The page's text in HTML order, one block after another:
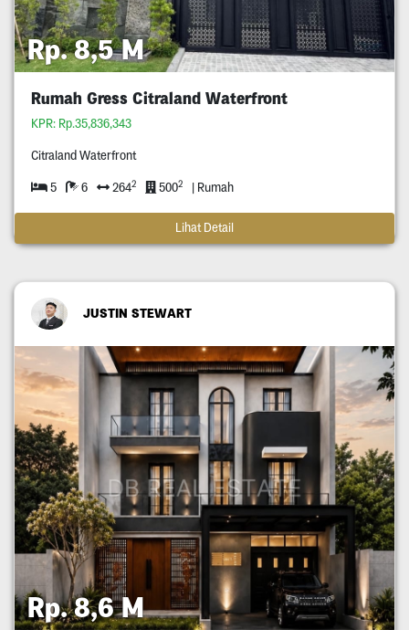
Rp. 8,5 M
Rumah Gress Citraland Waterfront
KPR: Rp.35,836,343
Citraland Waterfront
5 6 2642 5002 | Rumah
Lihat Detail
JUSTIN STEWART
Rp. 8,6 M